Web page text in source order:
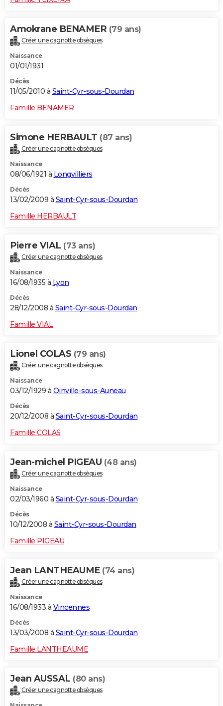
Amokrane BENAMER (79 ans)
Créer une cagnotte obsèques
Naissance
01/01/1931
Décès
11/05/2010 à Saint-Cyr-sous-Dourdan
Famille BENAMER
Simone HERBAULT (87 ans)
Créer une cagnotte obsèques
Naissance
08/06/1921 à Longvilliers
Décès
13/02/2009 à Saint-Cyr-sous-Dourdan
Famille HERBAULT
Pierre VIAL (73 ans)
Créer une cagnotte obsèques
Naissance
16/08/1935 à Lyon
Décès
28/12/2008 à Saint-Cyr-sous-Dourdan
Famille VIAL
Lionel COLAS (79 ans)
Créer une cagnotte obsèques
Naissance
03/12/1929 à Oinville-sous-Auneau
Décès
20/12/2008 à Saint-Cyr-sous-Dourdan
Famille COLAS
Jean-michel PIGEAU (48 ans)
Créer une cagnotte obsèques
Naissance
02/03/1960 à Saint-Cyr-sous-Dourdan
Décès
10/12/2008 à Saint-Cyr-sous-Dourdan
Famille PIGEAU
Jean LANTHEAUME (74 ans)
Créer une cagnotte obsèques
Naissance
16/08/1933 à Vincennes
Décès
13/03/2008 à Saint-Cyr-sous-Dourdan
Famille LANTHEAUME
Jean AUSSAL (80 ans)
Créer une cagnotte obsèques